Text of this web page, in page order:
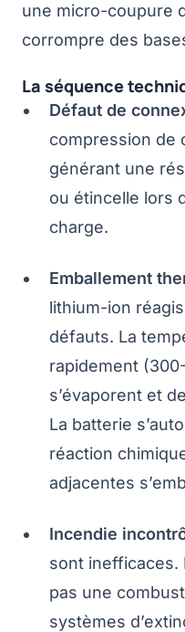
une micro-coupure
corrompre des
La séquence
Défaut de
compression de
générant une
ou étincelle lors
charge.
Emballement
lithium-ion
défauts. La
rapidement
s’évaporent et
La batterie
réaction
adjacentes
Incendie
sont inefficaces.
pas une
systèmes